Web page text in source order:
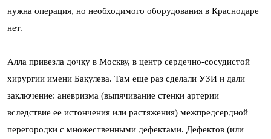
нужна операция, но необходимого оборудования в Краснодаре
нет.
Алла привезла дочку в Москву, в центр сердечно-сосудистой
хирургии имени Бакулева. Там еще раз сделали УЗИ и дали
заключение: аневризма (выпячивание стенки артерии
вследствие ее истончения или растяжения) межпредсердной
перегородки с множественными дефектами. Дефектов (или